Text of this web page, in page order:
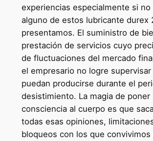
experiencias especialmente si no
alguno de estos lubricante durex
presentamos. El suministro de
prestación de servicios cuyo
de fluctuaciones del mercado
el empresario no logre supervisar
puedan producirse durante el
desistimiento. La magia de poner
consciencia al cuerpo es que
todas esas opiniones,
bloqueos con los que convivimos